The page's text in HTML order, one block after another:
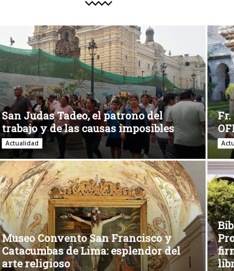
San Judas Tadeo, el patrono del
trabajo y de las causas imposibles
Actualidad
Fr.
Museo Convento San Francisco y
Catacumbas de Lima: esplendor del
arte religioso